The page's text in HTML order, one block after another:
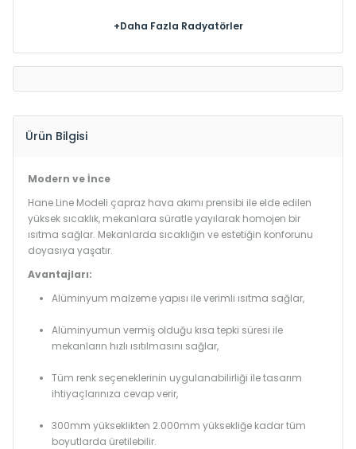
+Daha Fazla Radyatörler
Ürün Bilgisi
Modern ve İnce
Hane Line Modeli çapraz hava akımı prensibi ile elde edilen
yüksek sıcaklık, mekanlara süratle yayılarak homojen bir
ısıtma sağlar. Mekanlarda sıcaklığın ve estetiğin konforunu
doyasıya yaşatır.
Avantajları:
Alüminyum malzeme yapısı ile verimli ısıtma sağlar,
Alüminyumun vermiş olduğu kısa tepki süresi ile
mekanların hızlı ısıtılmasını sağlar,
Tüm renk seçeneklerinin uygulanabilirliği ile tasarım
ihtiyaçlarınıza cevap verir,
300mm yükseklikten 2.000mm yüksekliğe kadar tüm
boyutlarda üretilebilir.